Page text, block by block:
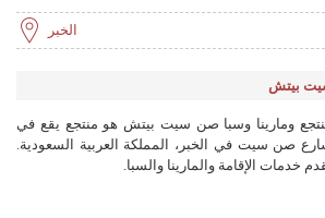
الخبر
بيتش
ومارينا وسبا صن سيت بيتش هو منتجع يقع في
صن سيت في الخبر، المملكة العربية السعودية.
خدمات الإقامة والمارينا والسبا.